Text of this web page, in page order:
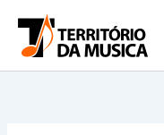
para
conteúdo